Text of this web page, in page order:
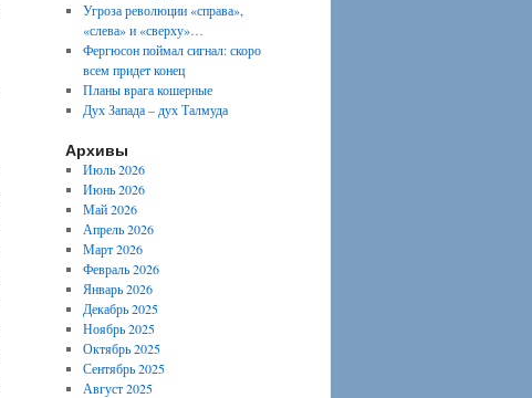
Угроза революции «справа»,
«слева» и «сверху»…
Фергюсон поймал сигнал: скоро
всем придет конец
Планы врага кошерные
Дух Запада – дух Талмуда
Архивы
Июль 2026
Июнь 2026
Май 2026
Апрель 2026
Март 2026
Февраль 2026
Январь 2026
Декабрь 2025
Ноябрь 2025
Октябрь 2025
Сентябрь 2025
Август 2025